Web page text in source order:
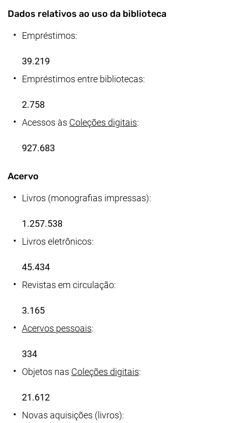
Dados relativos ao uso da biblioteca
Empréstimos:
39.219
Empréstimos entre bibliotecas:
2.758
Acessos às Coleções digitais:
927.683
Acervo
Livros (monografias impressas):
1.257.538
Livros eletrônicos:
45.434
Revistas em circulação:
3.165
Acervos pessoais:
334
Objetos nas Coleções digitais:
21.612
Novas aquisições (livros):